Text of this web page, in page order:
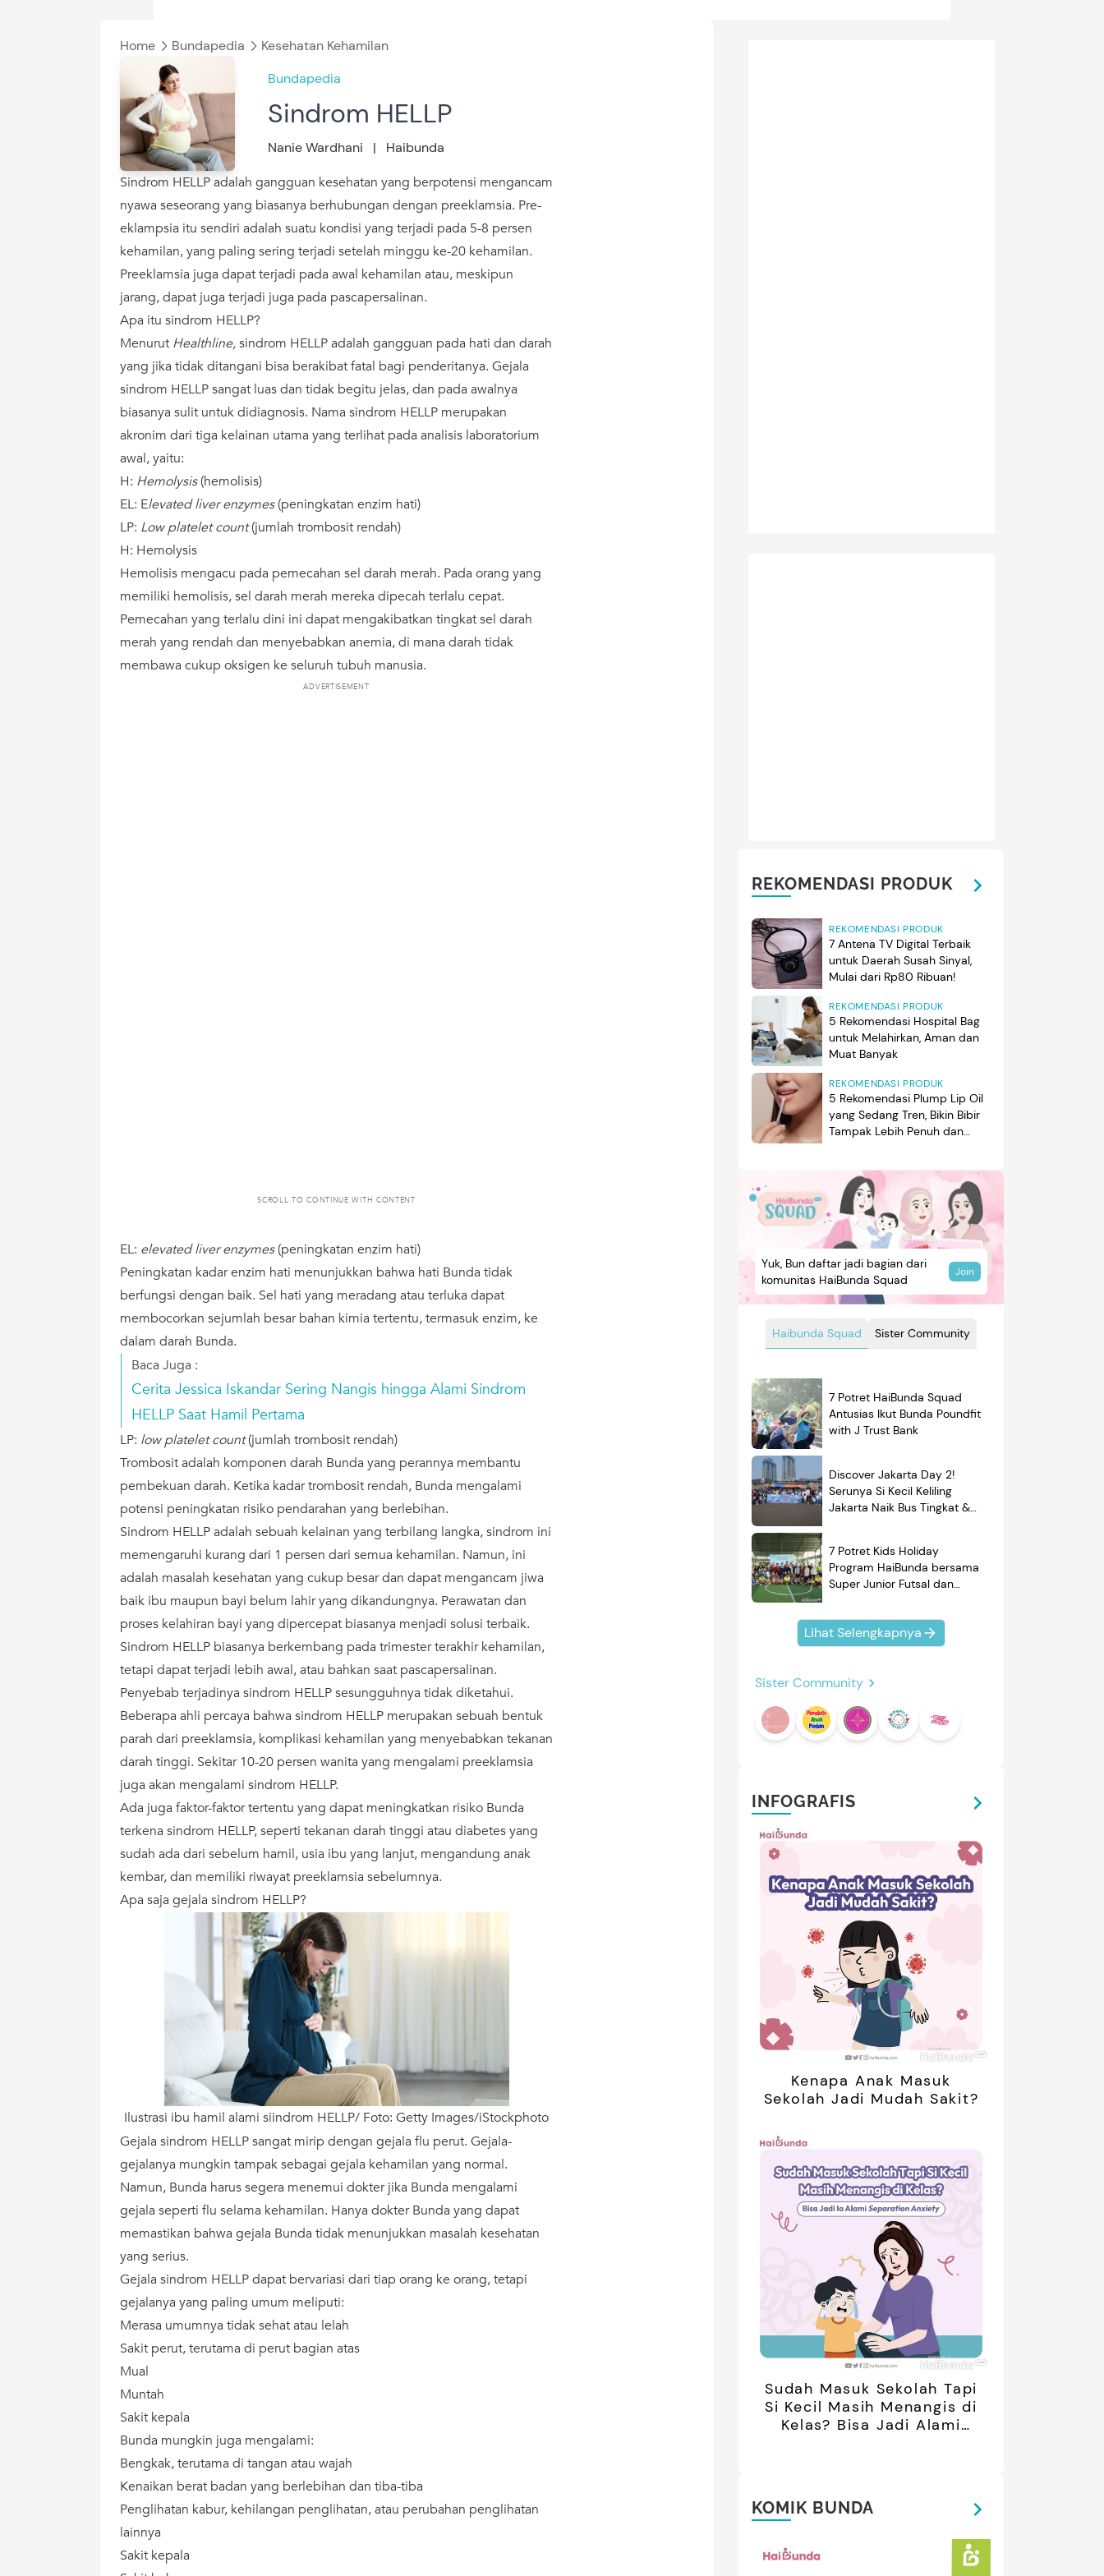
Home Bundapedia
Kesehatan Kehamilan
Bundapedia
Sindrom HELLP
Nanie Wardhani | Haibunda
Sindrom HELLP adalah gangguan kesehatan yang berpotensi mengancam
nyawa seseorang yang biasanya berhubungan dengan preeklamsia. Pre-
eklampsia itu sendiri adalah suatu kondisi yang terjadi pada 5-8 persen
kehamilan, yang paling sering terjadi setelah minggu ke-20 kehamilan.
Preeklamsia juga dapat terjadi pada awal kehamilan atau, meskipun
jarang, dapat juga terjadi juga pada pascapersalinan.
Apa itu sindrom HELLP?
Menurut Healthline,sindrom HELLP adalah gangguan pada hati dan darah
yang jika tidak ditangani bisa berakibat fatal bagi penderitanya. Gejala
sindrom HELLP sangat luas dan tidak begitu jelas, dan pada awalnya
biasanya sulit untuk didiagnosis. Nama sindrom HELLP merupakan
akronim dari tiga kelainan utama yang terlihat pada analisis laboratorium
awal, yaitu:
H: Hemolysis(hemolisis)
EL: Elevated liver enzymes(peningkatan enzim hati)
LP: Low platelet count(jumlah trombosit rendah)
H: Hemolysis
Hemolisis mengacu pada pemecahan sel darah merah. Pada orang yang
memiliki hemolisis, sel darah merah mereka dipecah terlalu cepat.
Pemecahan yang terlalu dini ini dapat mengakibatkan tingkat sel darah
merah yang rendah dan menyebabkan anemia, di mana darah tidak
membawa cukup oksigen ke seluruh tubuh manusia.
ADVERTISEMENT
SCROLL TO CONTINUE WITH CONTENT
EL: elevated liver enzymes(peningkatan enzim hati)
Peningkatan kadar enzim hati menunjukkan bahwa hati Bunda tidak
berfungsi dengan baik. Sel hati yang meradang atau terluka dapat
membocorkan sejumlah besar bahan kimia tertentu, termasuk enzim, ke
dalam darah Bunda.
Baca Juga :
Cerita Jessica Iskandar Sering Nangis hingga Alami Sindrom
HELLP Saat Hamil Pertama
LP: low platelet count(jumlah trombosit rendah)
Trombosit adalah komponen darah Bunda yang perannya membantu
pembekuan darah. Ketika kadar trombosit rendah, Bunda mengalami
potensi peningkatan risiko pendarahan yang berlebihan.
Sindrom HELLP adalah sebuah kelainan yang terbilang langka, sindrom ini
memengaruhi kurang dari 1 persen dari semua kehamilan. Namun, ini
adalah masalah kesehatan yang cukup besar dan dapat mengancam jiwa
baik ibu maupun bayi belum lahir yang dikandungnya. Perawatan dan
proses kelahiran bayi yang dipercepat biasanya menjadi solusi terbaik.
Sindrom HELLP biasanya berkembang pada trimester terakhir kehamilan,
tetapi dapat terjadi lebih awal, atau bahkan saat pascapersalinan.
Penyebab terjadinya sindrom HELLP sesungguhnya tidak diketahui.
Beberapa ahli percaya bahwa sindrom HELLP merupakan sebuah bentuk
parah dari preeklamsia, komplikasi kehamilan yang menyebabkan tekanan
darah tinggi. Sekitar 10-20 persen wanita yang mengalami preeklamsia
juga akan mengalami sindrom HELLP.
Ada juga faktor-faktor tertentu yang dapat meningkatkan risiko Bunda
terkena sindrom HELLP, seperti tekanan darah tinggi atau diabetes yang
sudah ada dari sebelum hamil, usia ibu yang lanjut, mengandung anak
kembar, dan memiliki riwayat preeklamsia sebelumnya.
Apa saja gejala sindrom HELLP?
Ilustrasi ibu hamil alami siindrom HELLP/ Foto: Getty Images/iStockphoto
Gejala sindrom HELLP sangat mirip dengan gejala flu perut. Gejala-
gejalanya mungkin tampak sebagai gejala kehamilan yang normal.
Namun, Bunda harus segera menemui dokter jika Bunda mengalami
gejala seperti flu selama kehamilan. Hanya dokter Bunda yang dapat
memastikan bahwa gejala Bunda tidak menunjukkan masalah kesehatan
yang serius.
Gejala sindrom HELLP dapat bervariasi dari tiap orang ke orang, tetapi
gejalanya yang paling umum meliputi:
Merasa umumnya tidak sehat atau lelah
Sakit perut, terutama di perut bagian atas
Mual
Muntah
Sakit kepala
Bunda mungkin juga mengalami:
Bengkak, terutama di tangan atau wajah
Kenaikan berat badan yang berlebihan dan tiba-tiba
Penglihatan kabur, kehilangan penglihatan, atau perubahan penglihatan
lainnya
Sakit kepala
REKOMENDASI PRODUK
REKOMENDASI PRODUK
7 Antena TV Digital Terbaik
untuk Daerah Susah Sinyal,
Mulai dari Rp80 Ribuan!
REKOMENDASI PRODUK
5 Rekomendasi Hospital Bag
untuk Melahirkan, Aman dan
Muat Banyak
REKOMENDASI PRODUK
5 Rekomendasi Plump Lip Oil
yang Sedang Tren, Bikin Bibir
Tampak Lebih Penuh dan
Haibunda Squad Sister Community
Yuk, Bun daftar jadi bagian dari
komunitas HaiBunda Squad
Join
7 Potret HaiBunda Squad
Antusias Ikut Bunda Poundfit
with J Trust Bank
Discover Jakarta Day 2!
Serunya Si Kecil Keliling
Jakarta Naik Bus Tingkat &
7 Potret Kids Holiday
Program HaiBunda bersama
Super Junior Futsal dan
Kompak Banget!
Lihat Selengkapnya
Sister Community
INFOGRAFIS
Kenapa Anak Masuk
Sekolah Jadi Mudah Sakit?
Sudah Masuk Sekolah Tapi
Si Kecil Masih Menangis di
Kelas? Bisa Jadi Alami
KOMIK BUNDA